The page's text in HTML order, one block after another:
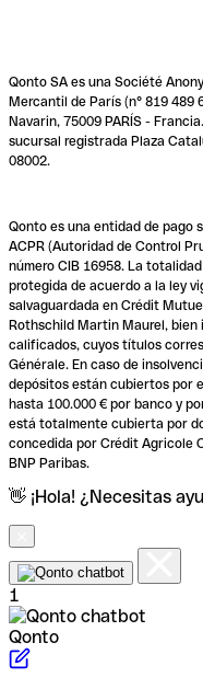
Qonto SA es una Société
Mercantil de París (n° 819 489
Navarin, 75009 PARÍS -
sucursal registrada Plaza
08002.
Qonto es una entidad de pago
ACPR (Autoridad de Control
número CIB 16958. La
protegida de acuerdo a la ley
salvaguardada en Crédit
Rothschild Martin Maurel,
calificados, cuyos títulos
Générale. En caso de
depósitos están cubiertos por
hasta 100.000 € por banco y
está totalmente cubierta por
concedida por Crédit Agricole
BNP Paribas.
👋 ¡Hola! ¿Necesitas
1
Qonto